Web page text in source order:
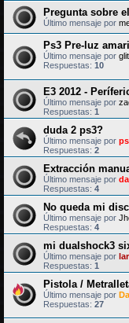
Pregunta sobre
Último mensaje por
Ps3 Pre-luz
Último mensaje por
Respuestas: 10
E3 2012 -
Último mensaje por
Respuestas: 1
duda 2 ps3?
Último mensaje por
Respuestas: 2
Extracción
Último mensaje por
Respuestas: 4
No queda mi
Último mensaje por
Respuestas: 4
mi dualshock3
Último mensaje por
Respuestas: 1
Pistola /
Último mensaje por
Respuestas: 27